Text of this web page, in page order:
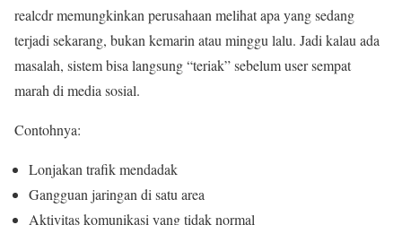
realcdr memungkinkan perusahaan melihat apa yang sedang
terjadi sekarang, bukan kemarin atau minggu lalu. Jadi kalau ada
masalah, sistem bisa langsung “teriak” sebelum user sempat
marah di media sosial.
Contohnya:
Lonjakan trafik mendadak
Gangguan jaringan di satu area
Aktivitas komunikasi yang tidak normal